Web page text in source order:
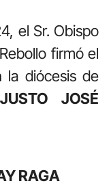
el Sr. Obispo
firmó el
la diócesis de
JOSÉ
RAGA